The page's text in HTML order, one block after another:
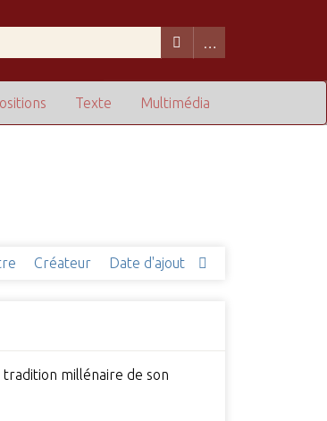
Multimédia
Texte
Créateur Date d'ajout
millénaire de son